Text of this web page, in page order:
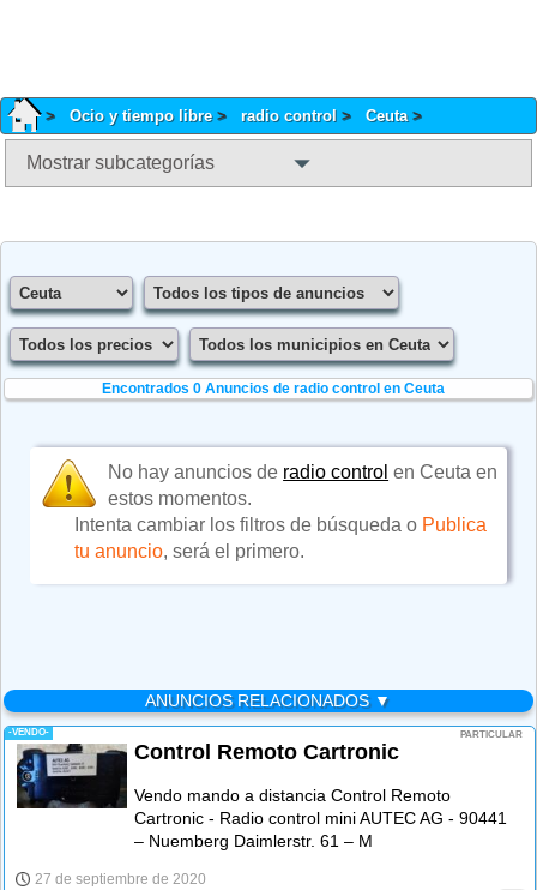
Ocio y tiempo libre radio control Ceuta
Mostrar subcategorías
Encontrados 0Anuncios de radio control en Ceuta
No hay anuncios de radio control en Ceuta en
estos momentos.
Intenta cambiar los filtros de búsqueda o Publica
tu anuncio, será el primero.
ANUNCIOS RELACIONADOS ▼
-VENDO- PARTICULAR
Control Remoto Cartronic
Vendo mando a distancia Control Remoto
Cartronic - Radio control mini AUTEC AG - 90441
– Nuemberg Daimlerstr. 61 – M
27 de septiembre de 2020